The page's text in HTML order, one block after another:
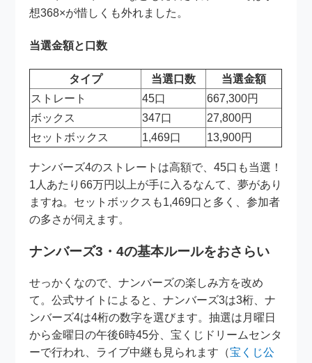
想368×が惜しくも外れました。
当選金額と口数
タイプ 当選口数
当選金額
ストレート
45口
667,300円
ボックス
347口
27,800円
セットボックス
1,469口 13,900円
ナンバーズ4のストレートは高額で、45口も当選！
1人あたり66万円以上が手に入るなんて、夢があり
ますね。セットボックスも1,469口と多く、参加者
の多さが伺えます。
ナンバーズ3・4の基本ルールをおさらい
せっかくなので、ナンバーズの楽しみ方を改め
て。公式サイトによると、ナンバーズ3は3桁、ナ
ンバーズ4は4桁の数字を選びます。抽選は月曜日
から金曜日の午後6時45分、宝くじドリームセンタ
ーで行われ、ライブ中継も見られます（宝くじ公